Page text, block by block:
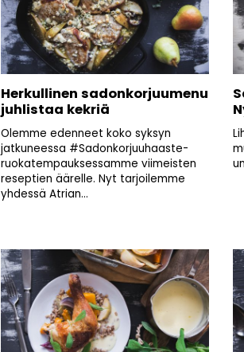
Herkullinen sadonkorjuumenu
juhlistaa kekriä
Olemme edenneet koko syksyn
jatkuneessa #Sadonkorjuuhaaste-
ruokatempauksessamme viimeisten
reseptien äärelle. Nyt tarjoilemme
yhdessä Atrian...